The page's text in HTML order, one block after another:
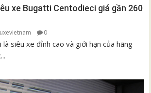
xe Bugatti Centodieci giá gần 260
0
siêu xe đỉnh cao và giới hạn của hãng